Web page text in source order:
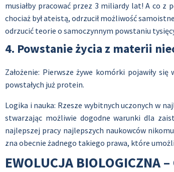
musiałby pracować przez 3 miliardy lat! A co z
chociaż był ateistą, odrzucił możliwość
odrzucić teorie o samoczynnym powstaniu
4. Powstanie życia z materii
Założenie: Pierwsze żywe komórki pojawiły
powstałych już protein.
Logika i nauka: Rzesze wybitnych uczonych w
stwarzając możliwie dogodne warunki dla
najlepszej pracy najlepszych naukowców
zna obecnie żadnego takiego prawa, które
EWOLUCJA BIOLOGICZNA –